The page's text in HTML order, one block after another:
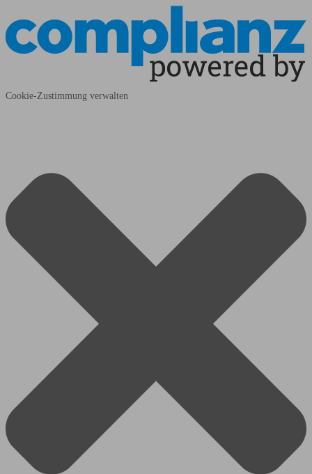
Cookie-Zustimmung verwalten